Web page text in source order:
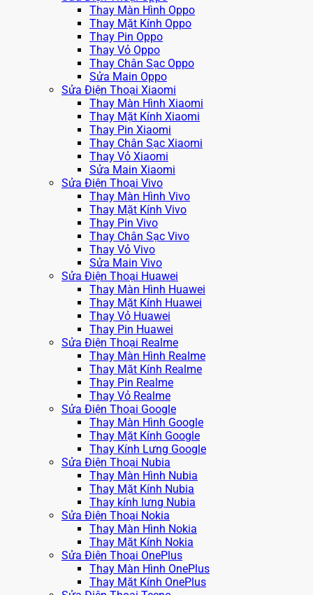
Thay Màn Hình Oppo
Thay Mặt Kính Oppo
Thay Pin Oppo
Thay Vỏ Oppo
Thay Chân Sạc Oppo
Sửa Main Oppo
Sửa Điện Thoại Xiaomi
Thay Màn Hình Xiaomi
Thay Mặt Kính Xiaomi
Thay Pin Xiaomi
Thay Chân Sạc Xiaomi
Thay Vỏ Xiaomi
Sửa Main Xiaomi
Sửa Điện Thoại Vivo
Thay Màn Hình Vivo
Thay Mặt Kính Vivo
Thay Pin Vivo
Thay Chân Sạc Vivo
Thay Vỏ Vivo
Sửa Main Vivo
Sửa Điện Thoại Huawei
Thay Màn Hình Huawei
Thay Mặt Kính Huawei
Thay Vỏ Huawei
Thay Pin Huawei
Sửa Điện Thoại Realme
Thay Màn Hình Realme
Thay Mặt Kính Realme
Thay Pin Realme
Thay Vỏ Realme
Sửa Điện Thoại Google
Thay Màn Hình Google
Thay Mặt Kính Google
Thay Kính Lưng Google
Sửa Điện Thoại Nubia
Thay Màn Hình Nubia
Thay Mặt Kính Nubia
Thay kính lưng Nubia
Sửa Điện Thoại Nokia
Thay Màn Hình Nokia
Thay Mặt Kính Nokia
Sửa Điện Thoại OnePlus
Thay Màn Hình OnePlus
Thay Mặt Kính OnePlus